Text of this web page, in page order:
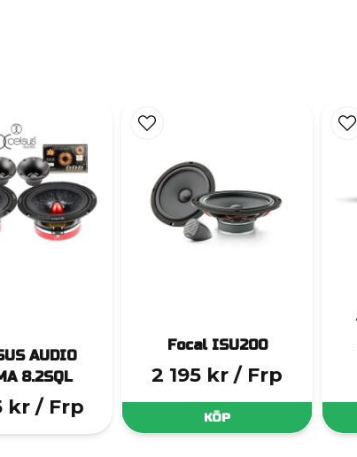
AUDIO
8.2SQL
kr / Frp
Focal ISU200
2 195 kr / Frp
KÖP